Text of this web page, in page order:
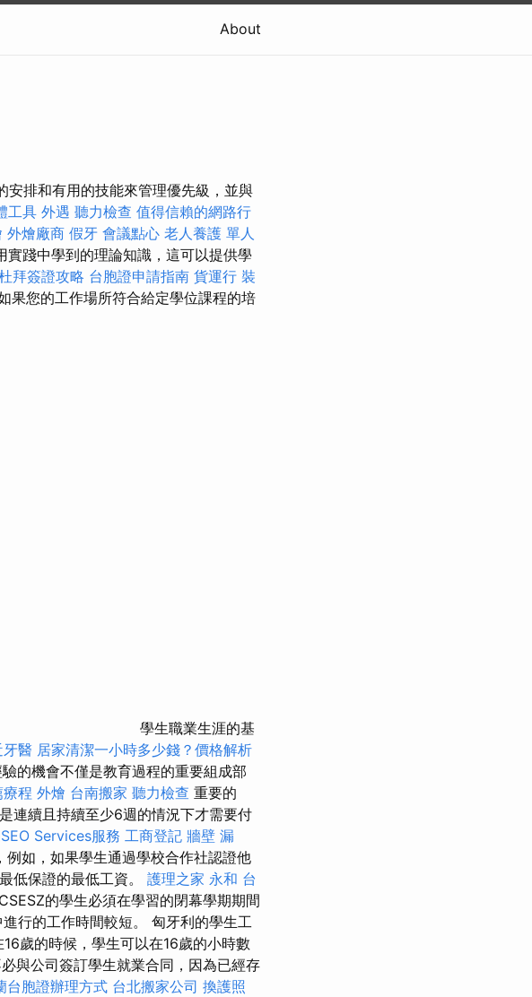
About
排和有用的技能來管理優先級，並與
工具 外遇 聽力檢查 值得信賴的網路行
外燴廠商 假牙 會議點心 老人養護 單人
踐中學到的理論知識，這可以提供學
拜簽證攻略 台胞證申請指南 貨運行 裝
果您的工作場所符合給定學位課程的培
學生職業生涯的基
牙醫 居家清潔一小時多少錢？價格解析
的機會不僅是教育過程的重要組成部
程 外燴 台南搬家 聽力檢查 重要的
連續且持續至少6週的情況下才需要付
Services服務 工商登記 牆壁 漏
例如，如果學生通過學校合作社認證他
低保證的最低工資。 護理之家 永和 台
的學生必須在學習的閉幕學期期間
行的工作時間較短。 匈牙利的學生工
歲的時候，學生可以在16歲的小時數
與公司簽訂學生就業合同，因為已經存
台胞證辦理方式 台北搬家公司 換護照